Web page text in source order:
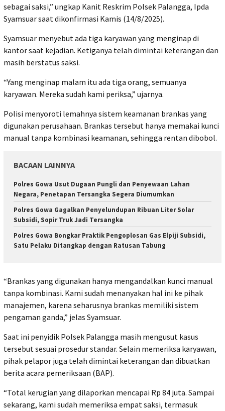
sebagai saksi,” ungkap Kanit Reskrim Polsek Palangga, Ipda
Syamsuar saat dikonfirmasi Kamis (14/8/2025).
Syamsuar menyebut ada tiga karyawan yang menginap di
kantor saat kejadian. Ketiganya telah dimintai keterangan dan
masih berstatus saksi.
“Yang menginap malam itu ada tiga orang, semuanya
karyawan. Mereka sudah kami periksa,” ujarnya.
Polisi menyoroti lemahnya sistem keamanan brankas yang
digunakan perusahaan. Brankas tersebut hanya memakai kunci
manual tanpa kombinasi keamanan, sehingga rentan dibobol.
BACAAN LAINNYA
Polres Gowa Usut Dugaan Pungli dan Penyewaan Lahan
Negara, Penetapan Tersangka Segera Diumumkan
Polres Gowa Gagalkan Penyelundupan Ribuan Liter Solar
Subsidi, Sopir Truk Jadi Tersangka
Polres Gowa Bongkar Praktik Pengoplosan Gas Elpiji Subsidi,
Satu Pelaku Ditangkap dengan Ratusan Tabung
“Brankas yang digunakan hanya mengandalkan kunci manual
tanpa kombinasi. Kami sudah menanyakan hal ini ke pihak
manajemen, karena seharusnya brankas memiliki sistem
pengaman ganda,” jelas Syamsuar.
Saat ini penyidik Polsek Palangga masih mengusut kasus
tersebut sesuai prosedur standar. Selain memeriksa karyawan,
pihak pelapor juga telah dimintai keterangan dan dibuatkan
berita acara pemeriksaan (BAP).
“Total kerugian yang dilaporkan mencapai Rp 84 juta. Sampai
sekarang, kami sudah memeriksa empat saksi, termasuk